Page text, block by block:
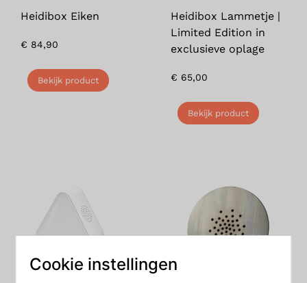
Heidibox Eiken
€ 84,90
Bekijk product
Heidibox Lammetje |
Limited Edition in
exclusieve oplage
€ 65,00
Bekijk product
Cookie instellingen